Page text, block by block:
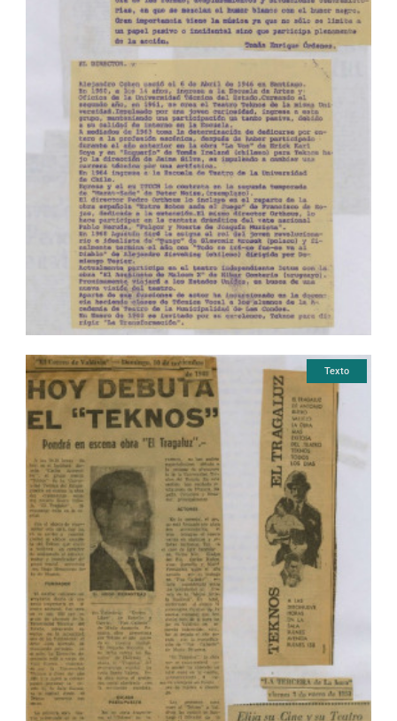
Texto